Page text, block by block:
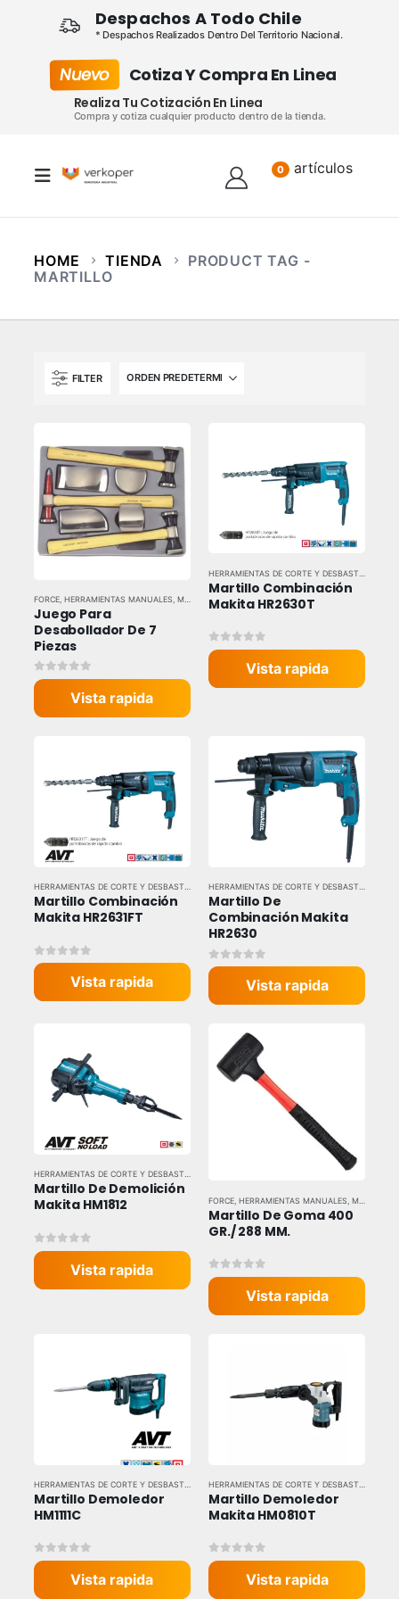
Despachos A Todo Chile
* Despachos Realizados Dentro Del Territorio Nacional.
Nuevo Cotiza Y Compra En Linea
Realiza Tu Cotización En Linea
Compra y cotiza cualquier producto dentro de la tienda.
0 artículos
HOME TIENDA
PRODUCT TAG -
MARTILLO
FILTER
FORCE, HERRAMIENTAS MANUALES MARTILLOS Y MAZOS
Juego Para
Desabollador De 7
Piezas
0out of 5
Vista rapida
Martillo Combinación
Makita HR2630T
0out of 5
Vista rapida
HERRAMIENTAS ELÉCTRICAS,HERRAMIENTAS Y
Martillo Combinación
Makita HR2631FT
0out of 5
Vista rapida
Martillo De
Combinación Makita
HR2630
0out of 5
Vista rapida
HERRAMIENTAS DE CORTE Y DESBASTE, HERRAMIENTAS Y
Martillo De Demolición
Makita HM1812
0out of 5
Vista rapida
FORCE HERRAMIENTAS MANUALES MARTILLOS Y MAZOS
Martillo De Goma 400
GR./ 288 MM.
0out of 5
Vista rapida
HERRAMIENTAS ELÉCTRICAS,HERRAMIENTAS Y
Martillo Demoledor
HM1111C
0out of 5
Vista rapida
Martillo Demoledor
Makita HM0810T
0out of 5
Vista rapida